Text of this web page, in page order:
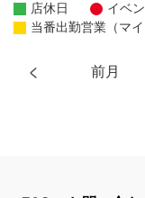
前月
店休日
イベ
当番出勤営業（マ